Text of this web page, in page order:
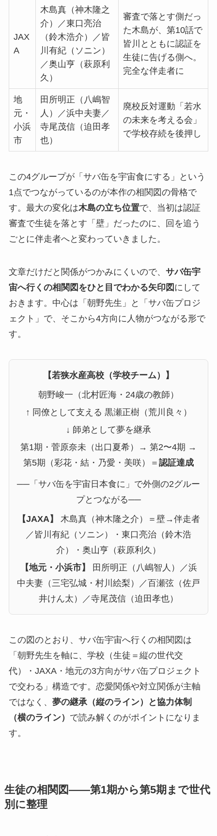
JAX
A
木島真（神木隆之
介）／東口亮治
（鈴木浩介）／皆
川有紀（ソニン）
／奥山亨（萩原利
久）
審査で落とす側だっ
た木島が、第10話で
皆川とともに認証を
生徒に告げる側へ。
完全な伴走者に
地
元・
小浜
市
田所明正（八嶋智
人）／浜中夫妻／
寺尾茂信（迫田孝
也）
廃校反対運動「若水
の未来を考える会」
で学校存続を後押し
この4グループが「サバ缶を宇宙食にする」という
1点でつながっているのが本作の相関図の骨格で
す。最大の変化は木島の立ち位置で、当初は認証
審査で生徒を落とす「壁」だったのに、回を追う
ごとに伴走者へと変わっていきました。
文章だけだと関係がつかみにくいので、 サバ缶宇
宙へ行くの相関図をひと目でわかる矢印図 にして
おきます。中心は「朝野先生」と「サバ缶プロジ
ェクト」で、そこから4方向に人物がつながる形で
す。
【若狭水産高校（学校チーム）】
朝野峻一（北村匠海・24歳の教師）
↑ 同僚として支える 黒瀬正樹（荒川良々）
↓ 師弟として夢を継承
第1期・菅原奈未（出口夏希）→ 第2〜4期 →
第5期（彩花・結・乃愛・美咲）＝ 認証達成
──「サバ缶を宇宙日本食に」で外側の2グルー
プとつながる──
【JAXA】
木島真（神木隆之介）＝壁→伴走者
／皆川有紀（ソニン）・東口亮治（鈴木浩
介）・奥山亨（萩原利久）
【地元・小浜市】
田所明正（八嶋智人）／浜
中夫妻（三宅弘城・村川絵梨）／百瀬弦（佐戸
井けん太）／寺尾茂信（迫田孝也）
この図のとおり、サバ缶宇宙へ行くの相関図は
「朝野先生を軸に、学校（生徒＝縦の世代交
代）・JAXA・地元の3方向がサバ缶プロジェクト
で交わる」構造です。恋愛関係や対立関係が主軸
ではなく、 夢の継承（縦のライン）と協力体制
（横のライン） で読み解くのがポイントになりま
す。
生徒の相関図——第1期から第5期まで世代
別に整理